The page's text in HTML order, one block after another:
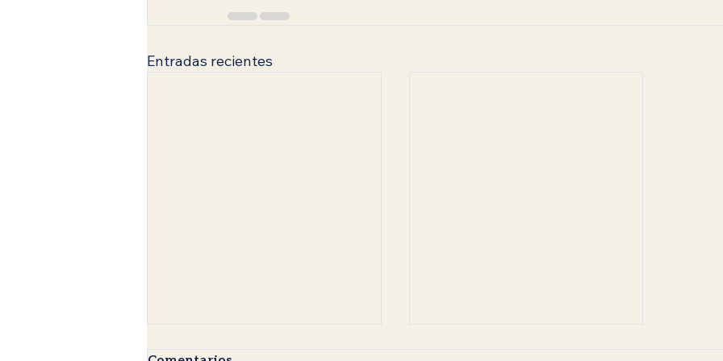
Entradas recientes